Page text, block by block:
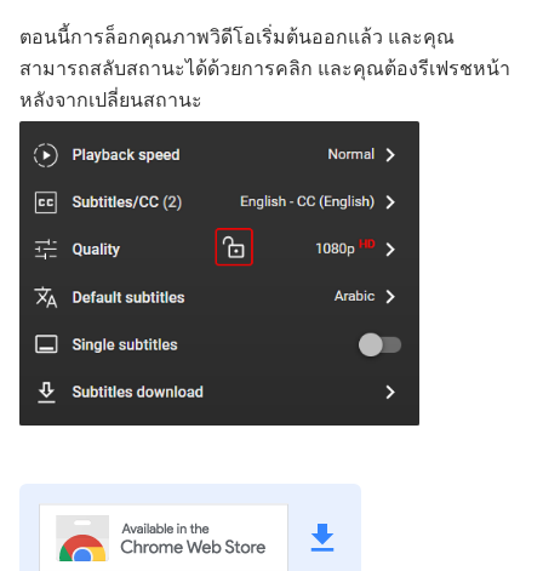
ตอนนี้การล็อกคุณภาพวิดีโอเริ่มต้นออกแล้ว และคุณ
สามารถสลับสถานะได้ด้วยการคลิก และคุณต้องรีเฟรชหน้า
หลังจากเปลี่ยนสถานะ